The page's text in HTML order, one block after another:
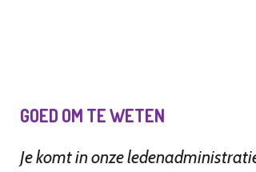
GOED OM TE WETEN
Je komt in onze